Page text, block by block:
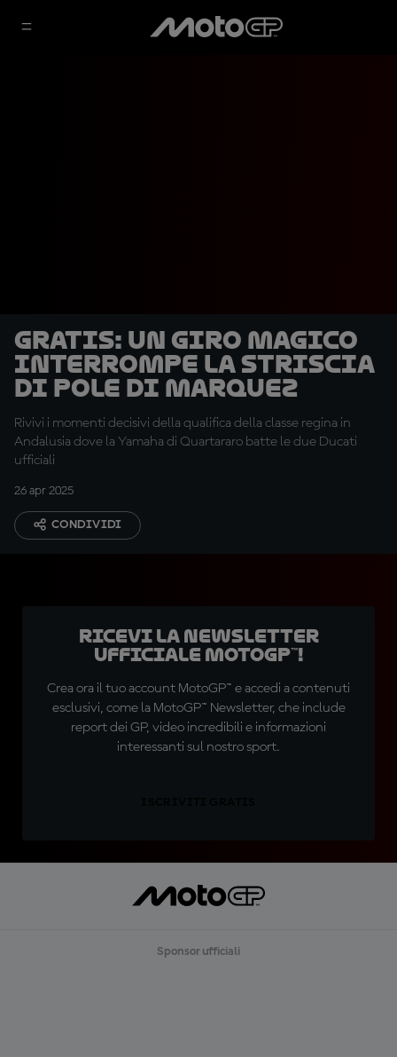
GRATIS: un giro magico
interrompe la striscia
di pole di Marquez
Rivivi i momenti decisivi della qualifica della classe regina in
Andalusia dove la Yamaha di Quartararo batte le due Ducati
ufficiali
26 apr 2025
CONDIVIDI
Ricevi la newsletter
ufficiale MotoGP™!
Crea ora il tuo account MotoGP™ e accedi a contenuti
esclusivi, come la MotoGP™ Newsletter, che include
report dei GP, video incredibili e informazioni
interessanti sul nostro sport.
Sponsor ufficiali